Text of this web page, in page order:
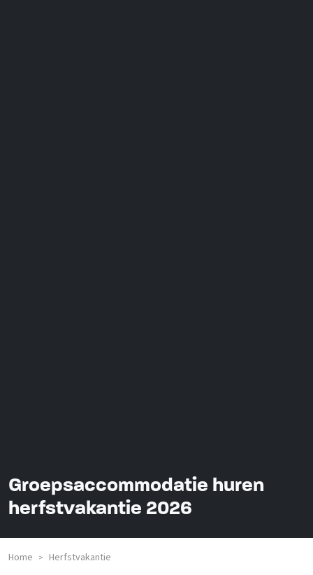
Groepsaccommodatie huren
herfstvakantie 2026
Home > Herfstvakantie